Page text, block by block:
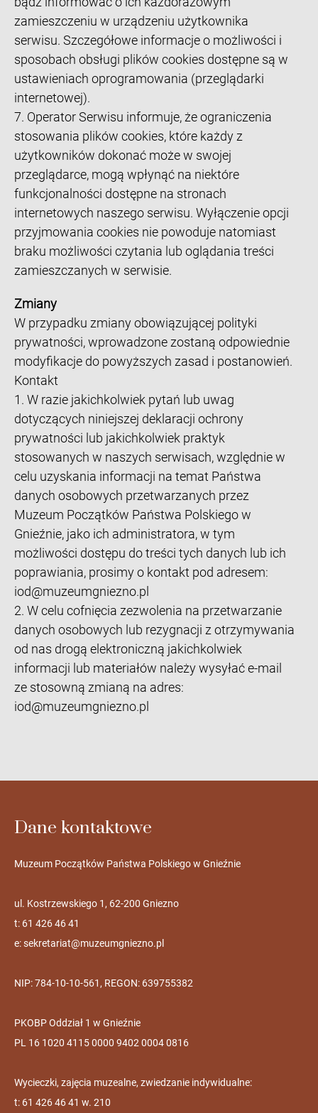
zamieszczeniu w urządzeniu użytkownika
serwisu. Szczegółowe informacje o możliwości i
sposobach obsługi plików cookies dostępne są w
ustawieniach oprogramowania (przeglądarki
internetowej).
7. Operator Serwisu informuje, że ograniczenia
stosowania plików cookies, które każdy z
użytkowników dokonać może w swojej
przeglądarce, mogą wpłynąć na niektóre
funkcjonalności dostępne na stronach
internetowych naszego serwisu. Wyłączenie opcji
przyjmowania cookies nie powoduje natomiast
braku możliwości czytania lub oglądania treści
zamieszczanych w serwisie.
Zmiany
W przypadku zmiany obowiązującej polityki
prywatności, wprowadzone zostaną odpowiednie
modyfikacje do powyższych zasad i postanowień.
Kontakt
1. W razie jakichkolwiek pytań lub uwag
dotyczących niniejszej deklaracji ochrony
prywatności lub jakichkolwiek praktyk
stosowanych w naszych serwisach, względnie w
celu uzyskania informacji na temat Państwa
danych osobowych przetwarzanych przez
Muzeum Początków Państwa Polskiego w
Gnieźnie, jako ich administratora, w tym
możliwości dostępu do treści tych danych lub ich
poprawiania, prosimy o kontakt pod adresem:
iod@muzeumgniezno.pl
2. W celu cofnięcia zezwolenia na przetwarzanie
danych osobowych lub rezygnacji z otrzymywania
od nas drogą elektroniczną jakichkolwiek
informacji lub materiałów należy wysyłać e-mail
ze stosowną zmianą na adres:
iod@muzeumgniezno.pl
Dane kontaktowe
Muzeum Początków Państwa Polskiego w Gnieźnie
ul. Kostrzewskiego 1, 62-200 Gniezno
t: 61 426 46 41
e:sekretariat@muzeumgniezno.pl
NIP: 784-10-10-561, REGON: 639755382
PKOBP Oddział 1 w Gnieźnie
PL 16 1020 4115 0000 9402 0004 0816
Wycieczki, zajęcia muzealne, zwiedzanie indywidualne:
t: 61 426 46 41 w. 210